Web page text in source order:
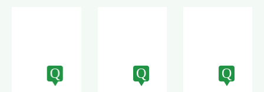
Q Q Q